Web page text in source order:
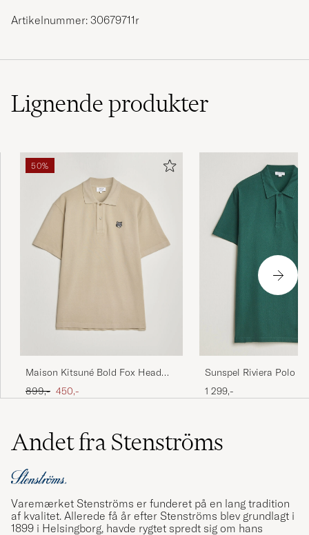
Artikelnummer: 30679711r
Lignendeprodukter
50%
Maison Kitsuné Bold Fox Head
Polo Tea Leaf
Ordinary pris
899,- Nedsat pris
450,-
Sunspel Riviera Polo
Green
1 299,-
Andet fra Stenströms
Varemærket Stenströms er funderet på en lang tradition
af kvalitet. Allerede få år efter Stenströms blev grundlagt i
1899 i Helsingborg, havde rygtet spredt sig om hans